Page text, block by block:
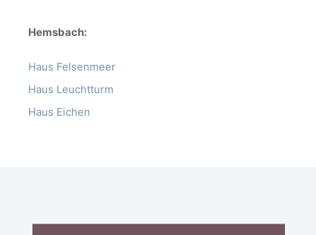
Hemsbach:
Haus Felsenmeer
Haus Leuchtturm
Haus Eichen